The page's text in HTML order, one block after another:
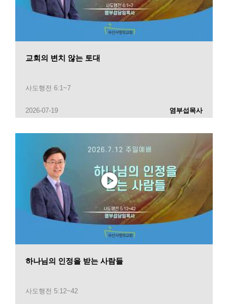
교회의 변치 않는 토대
사도행전 6:1~7
2026-07-19 염부섭목사
하나님의 인정을 받는 사람들
사도행전 5:12~42